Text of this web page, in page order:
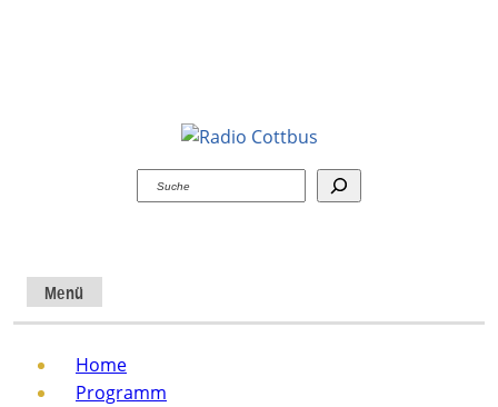
Suchen
Menü
Home
Programm